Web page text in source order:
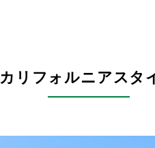
カリフォルニアスタ